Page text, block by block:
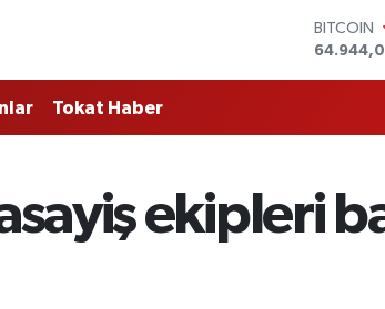
47,7436
GRAM
6660.55
BİST100
Tokat Haber
ekipleri